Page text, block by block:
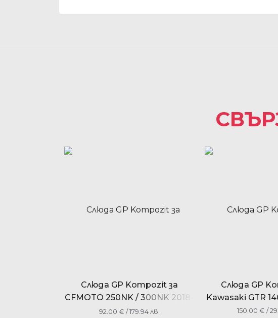
Слюда GP Kompozit за
CFMOTO 250NK / 300NK 2018-
2022
92.00 € / 179.94 лв.
Слюда GP
Kawasaki GTR
150.00€ /